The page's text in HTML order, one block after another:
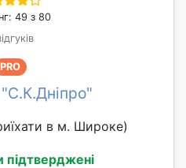
49 з 80
PRO
в м. Широке)
підтверджені